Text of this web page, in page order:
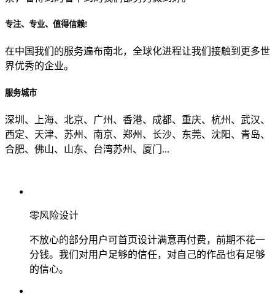
专注、专业、值得信赖!
在中国我们的服务遍布南北，全球化进程让我们接触到更多世
界优秀的企业。
服务城市
深圳、上海、北京、广州、香港、成都、重庆、杭州、武汉、
西定、天津、苏州、南京、郑州、长沙、东莞、沈阳、青岛、
合肥、佛山、山东、台湾苏州、厦门...
零风险设计
不放心的部分用户可首页设计满意再付费，前期不花一
分钱。我们对用户足够的信任，对自己的作品也有足够
的信心。